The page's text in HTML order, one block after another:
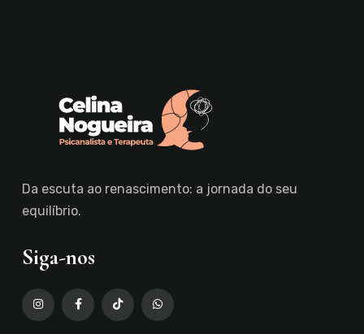
Da escuta ao renascimento: a jornada do seu
equilíbrio.
Siga-nos